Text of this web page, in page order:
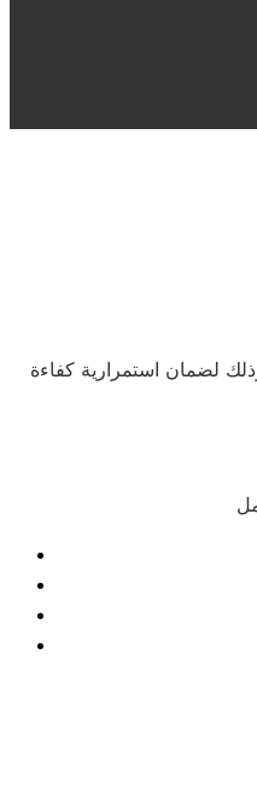
لضمان استمرارية كفاءة